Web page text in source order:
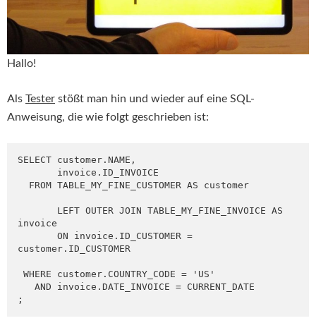
Hallo!
Als Tester stößt man hin und wieder auf eine SQL-
Anweisung, die wie folgt geschrieben ist:
SELECT customer.NAME,
invoice
customer.ID_CUSTOMER
;